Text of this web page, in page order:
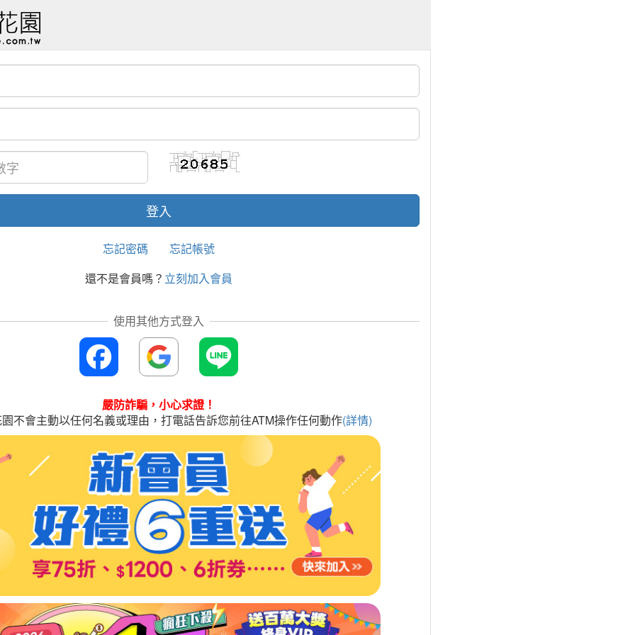
忘記密碼
忘記帳號
還不是會員嗎？ 立刻加入會員
嚴防詐騙，小心求證！
不會主動以任何名義或理由，打電話告訴您前往ATM操作任何動作(詳情)